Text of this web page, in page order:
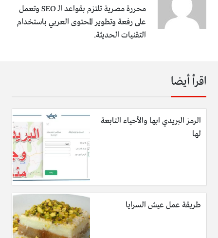
محررة مصرية تلتزم بقواعد الـ SEO وتعمل
على رفعة وتطوير المحتوى العربي باستخدام
التقنيات الحديثة.
اقرأ أيضا
الرمز البريدي ابها والأحياء التابعة
لها
طريقة عمل عيش السرايا